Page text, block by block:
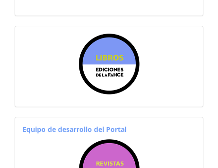
equiporevistas
Equipo de desarrollo del Portal